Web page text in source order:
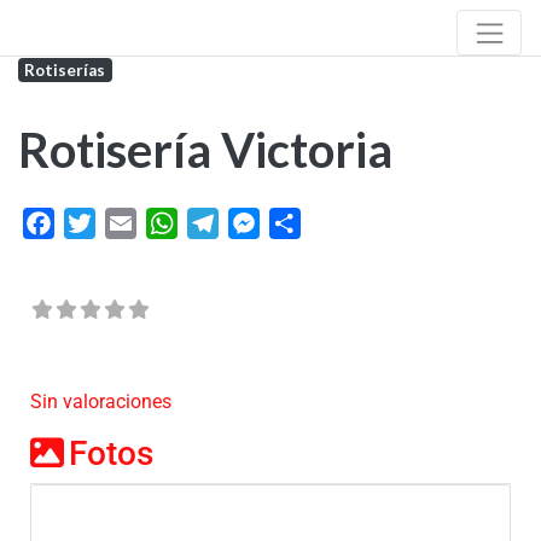
Rotiserías
Rotisería Victoria
FacebookTwitterEmail WhatsAppTelegramMessenger
Sin valoraciones
Fotos